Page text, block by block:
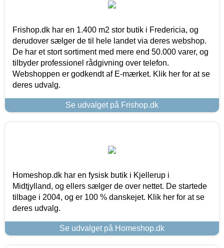
Frishop.dk har en 1.400 m2 stor butik i Fredericia, og
derudover sælger de til hele landet via deres webshop.
De har et stort sortiment med mere end 50.000 varer, og
tilbyder professionel rådgivning over telefon.
Webshoppen er godkendt af E-mærket. Klik her for at se
deres udvalg.
Se udvalget på Frishop.dk
Homeshop.dk har en fysisk butik i Kjellerup i
Midtjylland, og ellers sælger de over nettet. De startede
tilbage i 2004, og er 100 % danskejet. Klik her for at se
deres udvalg.
Se udvalget på Homeshop.dk